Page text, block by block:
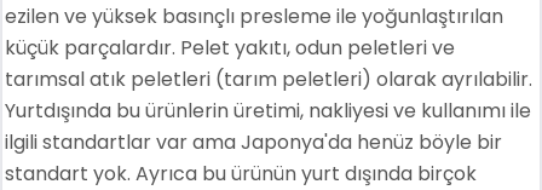
ezilen ve yüksek basınçlı presleme ile yoğunlaştırılan
küçük parçalardır. Pelet yakıtı, odun peletleri ve
tarımsal atık peletleri (tarım peletleri) olarak ayrılabilir.
Yurtdışında bu ürünlerin üretimi, nakliyesi ve kullanımı ile
ilgili standartlar var ama Japonya'da henüz böyle bir
standart yok. Ayrıca bu ürünün yurt dışında birçok